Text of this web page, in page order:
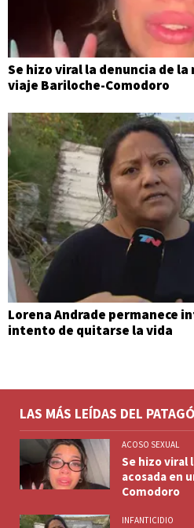
Se hizo viral la denuncia de la
viaje Bariloche-Comodoro
Lorena Andrade permanece
intento de quitarse la vida
LAS MÁS LEÍDAS DEL
ACOSO SEXUAL
Se hizo viral
acosada en
Comodoro
INFANTICIDIO